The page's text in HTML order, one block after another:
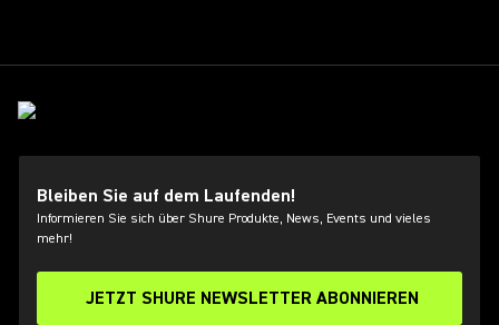
Bleiben Sie auf dem Laufenden!
Informieren Sie sich über Shure Produkte, News, Events und vieles
mehr!
JETZT SHURE NEWSLETTER ABONNIEREN